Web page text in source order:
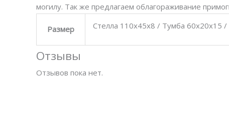
могилу. Так же предлагаем облагораживание
Размер Стелла 110х45х8 / Тумба 60х20х15
Отзывы
Отзывов пока нет.